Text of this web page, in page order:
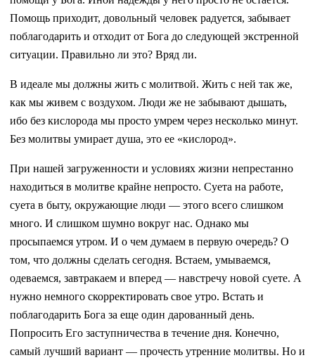
Помощь приходит, довольный человек радуется, забывает
поблагодарить и отходит от Бога до следующей экстренной
ситуации. Правильно ли это? Вряд ли.
В идеале мы должны жить с молитвой. Жить с ней так же,
как мы живем с воздухом. Люди же не забывают дышать,
ибо без кислорода мы просто умрем через несколько минут.
Без молитвы умирает душа, это ее «кислород».
При нашей загруженности и условиях жизни непрестанно
находиться в молитве крайне непросто. Суета на работе,
суета в быту, окружающие люди — этого всего слишком
много. И слишком шумно вокруг нас. Однако мы
просыпаемся утром. И о чем думаем в первую очередь? О
том, что должны сделать сегодня. Встаем, умываемся,
одеваемся, завтракаем и вперед — навстречу новой суете. А
нужно немного скорректировать свое утро. Встать и
поблагодарить Бога за еще один дарованный день.
Попросить Его заступничества в течение дня. Конечно,
самый лучший вариант — прочесть утренние молитвы. Но и